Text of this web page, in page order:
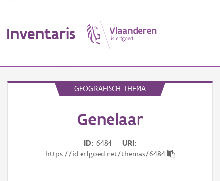
Inventaris
GEOGRAFISCH THEMA
Genelaar
ID 6484
URI
https://id.erfgoed.net/themas/6484